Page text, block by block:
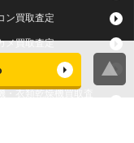
ン買取査定
メ買取査定
買取査定